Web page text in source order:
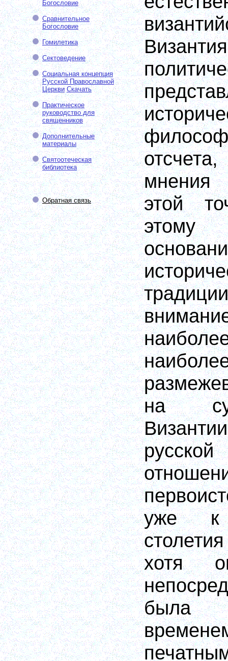
Богословие
Сравнительное
Богословие
Гомилетика
Сектоведение
Социальная концепция
Русской Православной
Церкви Скачать
Практическое
руководство для
священников
Дополнительные
материалы
Святоотеческая
библиотека
Обратная связь
мнения
этой
на
уже к
хотя
была